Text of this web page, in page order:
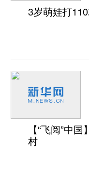
3岁萌娃打
【“飞阅”中
村